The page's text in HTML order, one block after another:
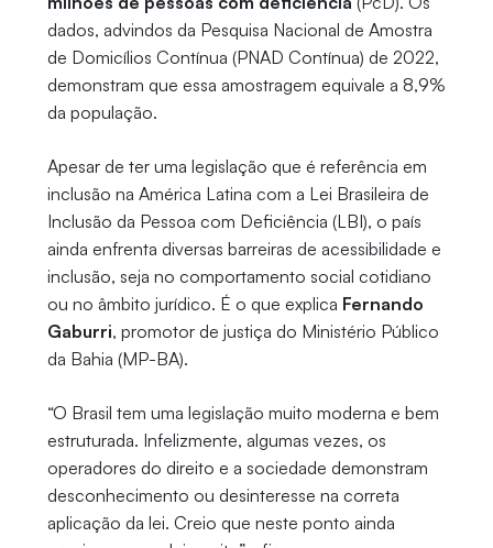
dados, advindos da Pesquisa Nacional de Amostra
de Domicílios Contínua (PNAD Contínua) de 2022,
demonstram que essa amostragem equivale a 8,9%
da população.
Apesar de ter uma legislação que é referência em
inclusão na América Latina com a Lei Brasileira de
Inclusão da Pessoa com Deficiência (LBI), o país
ainda enfrenta diversas barreiras de acessibilidade e
inclusão, seja no comportamento social cotidiano
ou no âmbito jurídico. É o que explica Fernando
Gaburri, promotor de justiça do Ministério Público
da Bahia (MP-BA).
“O Brasil tem uma legislação muito moderna e bem
estruturada. Infelizmente, algumas vezes, os
operadores do direito e a sociedade demonstram
desconhecimento ou desinteresse na correta
aplicação da lei. Creio que neste ponto ainda